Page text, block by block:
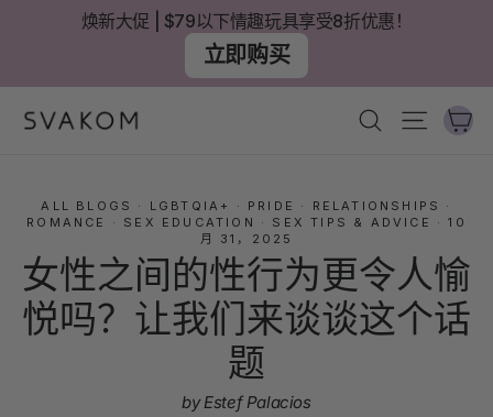
容
焕新大促 | $79以下情趣玩具享受8折优惠！
立即购买
搜尋 網站導
ALL BLOGS · LGBTQIA+ · PRIDE · RELATIONSHIPS
·
ROMANCE
· SEX EDUCATION · SEX TIPS & ADVICE ·10
月 31，2025
女性之间的性行为更令人愉
悦吗？让我们来谈谈这个话
题
by Estef Palacios